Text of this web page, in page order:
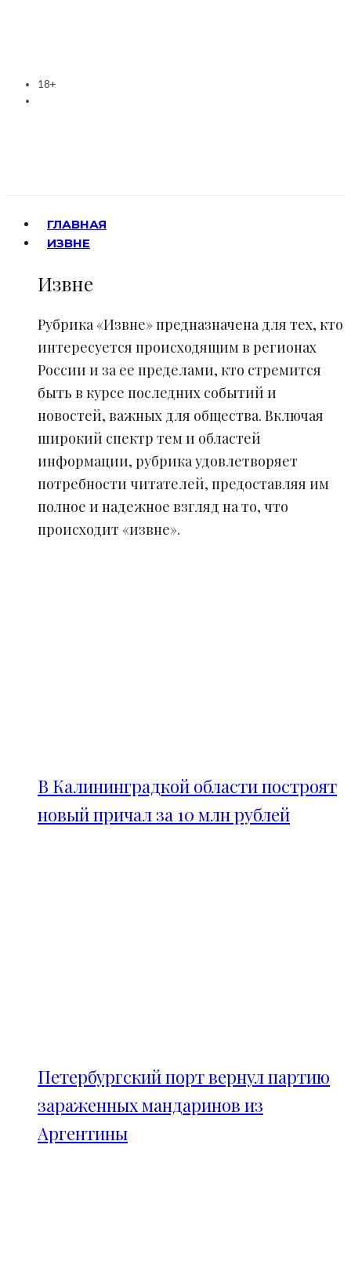
18+
ГЛАВНАЯ
ИЗВНЕ
Извне
Рубрика «Извне» предназначена для тех, кто
интересуется происходящим в регионах
России и за ее пределами, кто стремится
быть в курсе последних событий и
новостей, важных для общества. Включая
широкий спектр тем и областей
информации, рубрика удовлетворяет
потребности читателей, предоставляя им
полное и надежное взгляд на то, что
происходит «извне».
В Калининградкой области построят
новый причал за 10 млн рублей
Петербургский порт вернул партию
зараженных мандаринов из
Аргентины